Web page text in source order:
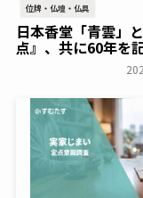
位牌・仏壇・仏具
日本香堂「青雲」
点』、共に60年を
初コラボ！オリジ
ズのプレゼントキ
ンを実施～日本香
一般公開